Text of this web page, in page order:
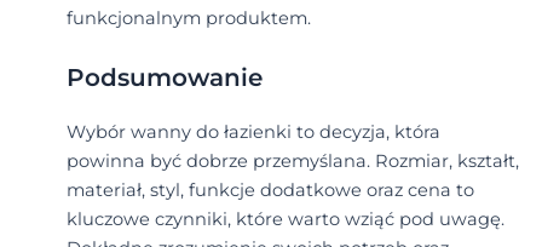
funkcjonalnym produktem.
Podsumowanie
Wybór wanny do łazienki to decyzja, która
powinna być dobrze przemyślana. Rozmiar, kształt,
materiał, styl, funkcje dodatkowe oraz cena to
kluczowe czynniki, które warto wziąć pod uwagę.